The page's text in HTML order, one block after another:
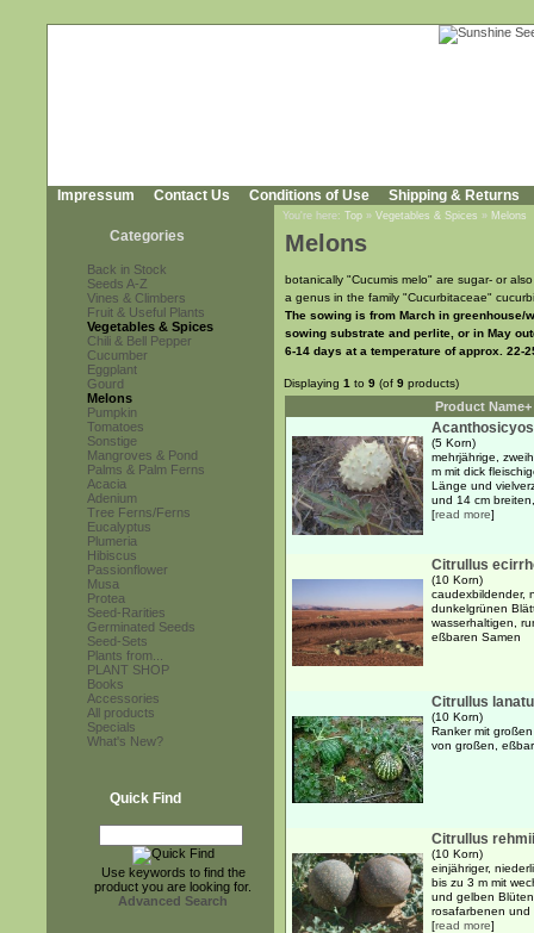
Impressum Contact Us Conditions of Use Shipping & Returns
Categories
Back in Stock
Seeds A-Z
Vines & Climbers
Fruit & Useful Plants
Vegetables & Spices
Chili & Bell Pepper
Cucumber
Eggplant
Gourd
Melons
Pumpkin
Tomatoes
Sonstige
Mangroves & Pond
Palms & Palm Ferns
Acacia
Adenium
Tree Ferns/Ferns
Eucalyptus
Plumeria
Hibiscus
Passionflower
Musa
Protea
Seed-Rarities
Germinated Seeds
Seed-Sets
Plants from...
PLANT SHOP
Books
Accessories
All products
Specials
What's New?
Quick Find
Use keywords to find the
product you are looking for.
Advanced Search
You're here: Top » Vegetables & Spices » Melons
Melons
botanically "Cucumis melo" are sugar- or
a genus in the family "Cucurbitaceae"
The sowing is from March in
sowing substrate and perlite, or in May
6-14 days at a temperature of approx. 22-
Displaying 1 to 9 (of 9 products)
Product Name+
(5 Korn)
mehrjährige,
m mit dick
Länge und
und 14 cm
[read more]
Citrullus
(10 Korn)
caudexbildender,
dunkelgrünen
wasserhaltigen,
eßbaren Samen
Citrullus
(10 Korn)
Ranker mit
von großen,
Citrullus rehmii
(10 Korn)
einjähriger,
bis zu 3 m mit
und gelben
rosafarbenen und
[read more]